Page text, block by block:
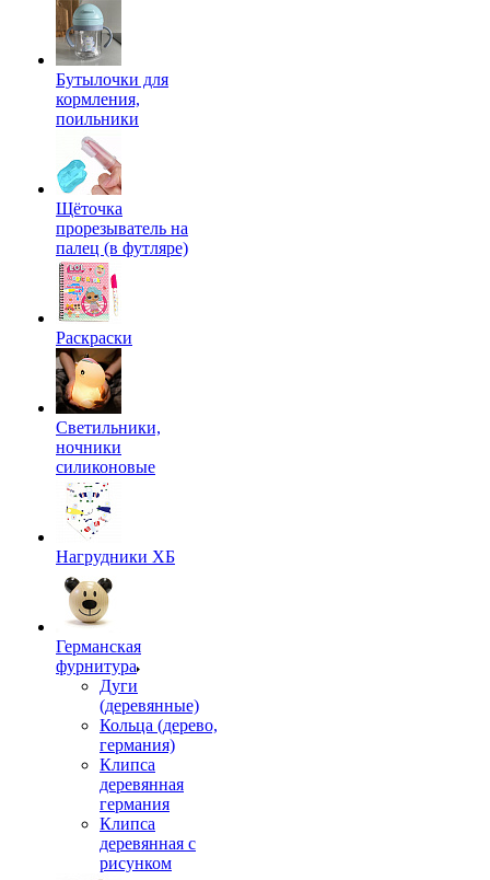
Бутылочки для
кормления,
поильники
Щёточка
прорезыватель на
палец (в футляре)
Раскраски
Светильники,
ночники
силиконовые
Нагрудники ХБ
Германская
фурнитура
Дуги
(деревянные)
Кольца (дерево,
германия)
Клипса
деревянная
германия
Клипса
деревянная с
рисунком